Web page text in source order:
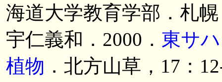
海道大学教育学部．札
宇仁義和．2000． 東サ
植物 ．北方山草，17：